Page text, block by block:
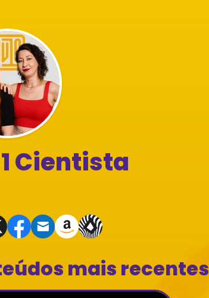
Cientista
mais recentes